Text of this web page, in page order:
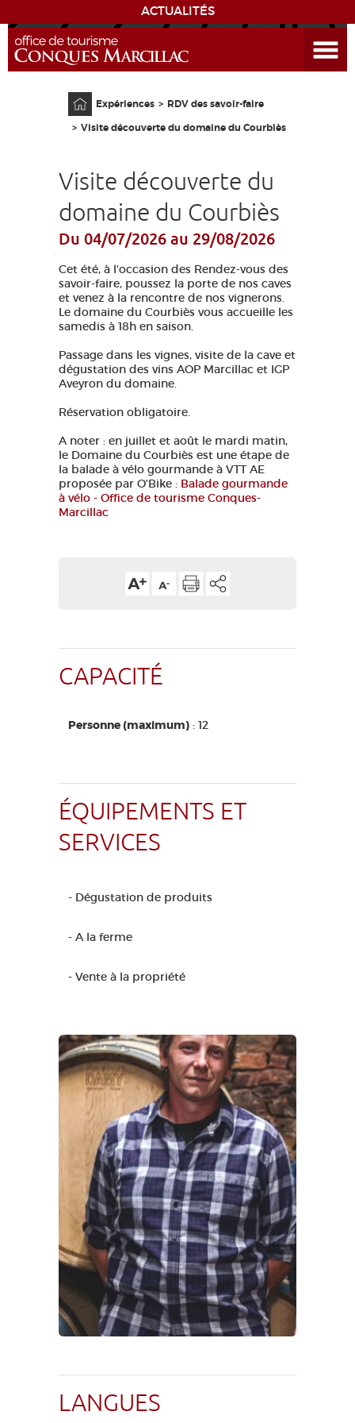
ACTUALITÉS
ENVIEDE...
DÉCOUVRIR LA DESTINATION
SÉJOURNER
AGENDA
EDUCATIF GR 65 GROUPES PRESSE
FR
Expériences
RDV des savoir-faire
Visite découverte du domaine du Courbiès
Visite découverte du
domaine du Courbiès
Du 04/07/2026au 29/08/2026
Cet été, à l'occasion des Rendez-vous des
savoir-faire, poussez la porte de nos caves
et venez à la rencontre de nos vignerons.
Le domaine du Courbiès vous accueille les
samedis à 18h en saison.
Passage dans les vignes, visite de la cave et
dégustation des vins AOP Marcillac et IGP
Aveyron du domaine.
Réservation obligatoire.
A noter : en juillet et août le mardi matin,
le Domaine du Courbiès est une étape de
la balade à vélo gourmande à VTT AE
proposée par O'Bike : Balade gourmande
à vélo - Office de tourisme Conques-
Marcillac
CAPACITÉ
Personne (maximum) : 12
ÉQUIPEMENTS ET
SERVICES
- Dégustation de produits
- A la ferme
- Vente à la propriété
LANGUES